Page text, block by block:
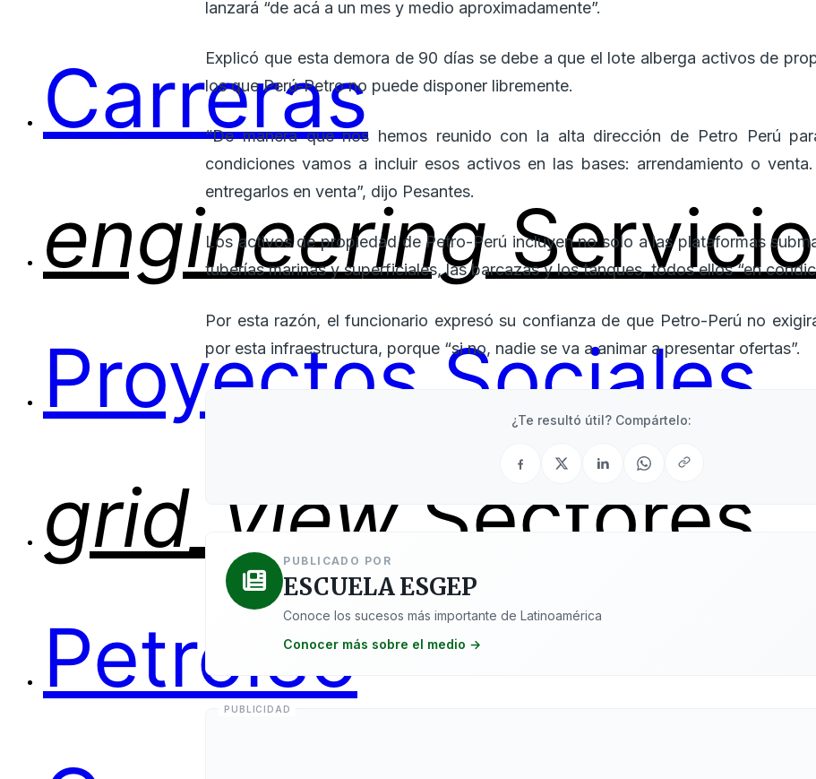
Carreras
engineering
Proyectos Sociales
grid_view Sectores
Petróleo
lanzará “de acá a un mes y medio aproximadamente”.
Explicó que esta demora de 90 días se debe a que el lote alberga activos de
los que Perú-Petro no puede disponer libremente.
“De manera que nos hemos reunido con la alta dirección de Petro Perú
condiciones vamos a incluir esos activos en las bases: arrendamiento o
entregarlos en venta”, dijo Pesantes.
Los activos de propiedad de Petro-Perú incluyen no solo a las plataformas
tuberías marinas y superficiales, las barcazas y los tanques, todos ellos “en
Por esta razón, el funcionario expresó su confianza de que Petro-Perú no
por esta infraestructura, porque “si no, nadie se va a animar a presentar ofertas”.
¿Te resultó útil? Compártelo:
PUBLICADO POR
ESCUELA ESGEP
Conoce los sucesos más importante de Latinoamérica
Conocer más sobre el medio →